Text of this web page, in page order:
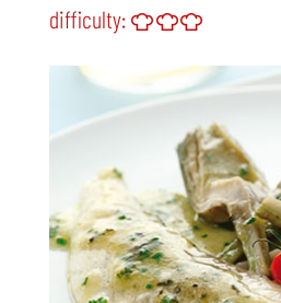
difficulty: